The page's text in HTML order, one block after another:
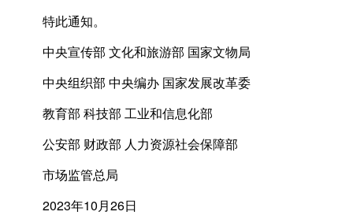
特此通知。
中央宣传部 文化和旅游部 国家文物局
中央组织部 中央编办 国家发展改革委
教育部 科技部 工业和信息化部
公安部 财政部 人力资源社会保障部
市场监管总局
2023年10月26日